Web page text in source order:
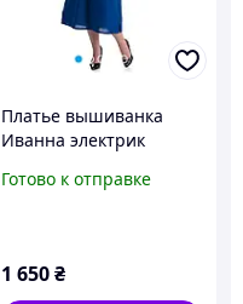
Платье вышиванка
Иванна электрик
Готово к отправке
1 650₴